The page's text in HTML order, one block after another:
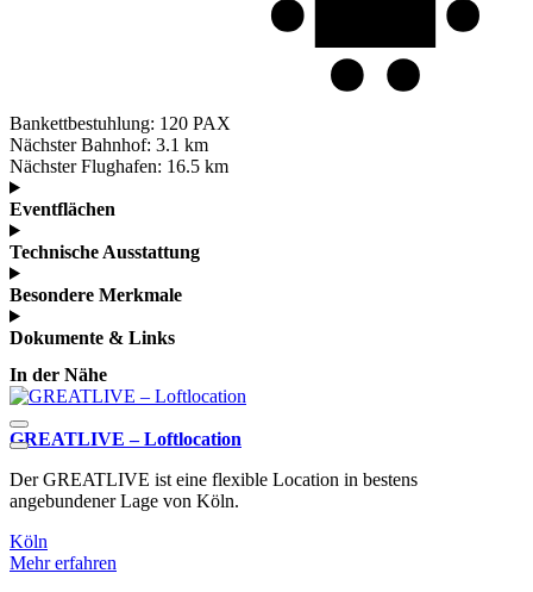
Bankettbestuhlung: 120 PAX
Nächster Bahnhof: 3.1 km
Nächster Flughafen: 16.5 km
Eventflächen
Technische Ausstattung
Besondere Merkmale
Dokumente & Links
In der Nähe
GREATLIVE – Loftlocation
Der GREATLIVE ist eine flexible Location in bestens
angebundener Lage von Köln.
Köln
Mehr erfahren